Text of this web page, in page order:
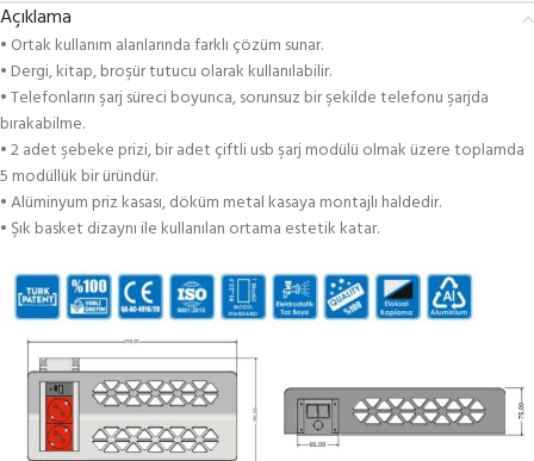
Açıklama
• Ortak kullanım alanlarında farklı çözüm sunar.
• Dergi, kitap, broşür tutucu olarak kullanılabilir.
• Telefonların şarj süreci boyunca, sorunsuz bir şekilde telefonu şarjda
bırakabilme.
• 2 adet şebeke prizi, bir adet çiftli usb şarj modülü olmak üzere toplamda
5 modüllük bir üründür.
• Alüminyum priz kasası, döküm metal kasaya montajlı haldedir.
• Şık basket dizaynı ile kullanılan ortama estetik katar.